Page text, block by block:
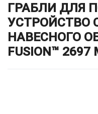
ГРАБЛИ ДЛЯ
УСТРОЙСТВО
НАВЕСНОГО
FUSION™